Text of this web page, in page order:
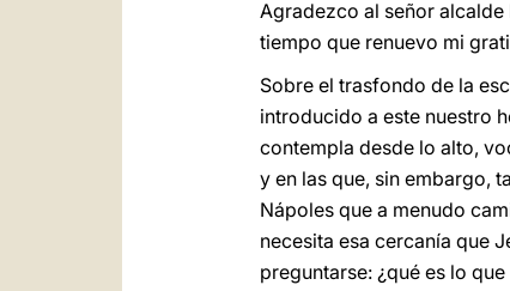
Agradezco al señor
tiempo que renuevo mi
Sobre el trasfondo de la
introducido a este nuestro
contempla desde lo alto,
y en las que, sin embargo,
Nápoles que a menudo
necesita esa cercanía que
preguntarse: ¿qué es lo